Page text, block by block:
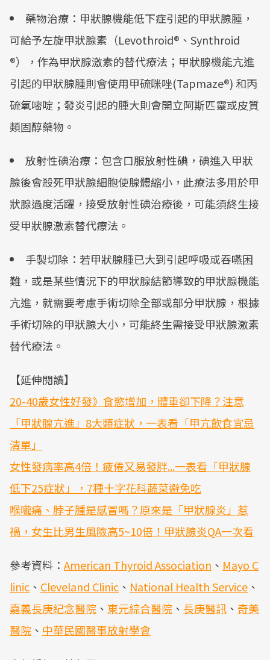
藥物治療：甲狀腺機能低下症引起的甲狀腺腫，
可給予左旋甲狀腺素（Levothroid®、Synthroid
®），作為甲狀腺激素的替代療法；甲狀腺機能亢進
引起的甲狀腺腫則會使用甲硫咪唑(Tapmaze®) 和丙
硫氧嘧啶；發炎引起的腫大則會開立阿斯匹靈或皮質
類固醇藥物。
放射性碘治療：包含口服放射性碘，碘進入甲狀
腺後會殺死甲狀腺細胞使腺體縮小，此療法多用於甲
狀腺過度活躍，接受放射性碘治療後，可能須終生接
受甲狀腺激素替代療法。
手製切除：若甲狀腺腫已大到引起呼吸或吞嚥困
難，或是某些情況下的甲狀腺結節導致的甲狀腺機能
亢進，就需要考慮手術切除全部或部分甲狀腺，根據
手術切除的甲狀腺大小，可能終生需接受甲狀腺激素
替代療法。
【延伸閱讀】
20-40歲女性好發》食慾增加，體重卻下降？注意
「甲狀腺亢進」8大類症狀，一表看「甲亢飲食宜忌
清單」
女性發病率高4倍！疲倦又易發胖...一表看「甲狀腺
低下25症狀」，7種十字花科蔬菜避免吃
喉嚨痛、脖子腫是感冒嗎？原來是「甲狀腺炎」惹
禍，女生比男生風險高5~10倍！甲狀腺炎QA一次看
參考資料： American Thyroid Association 、 Mayo C
linic 、 Cleveland Clinic 、 National Health Service 、
嘉義長庚紀念醫院 、 東元綜合醫院 、 長庚醫訊 、 奇美
醫院 、 中華民國醫事放射學會